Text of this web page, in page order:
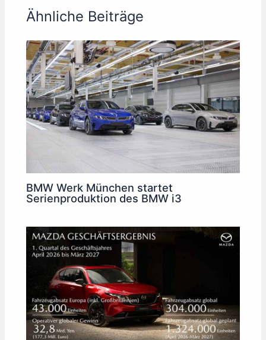
Ähnliche Beiträge
BMW Werk München startet
Serienproduktion des BMW i3